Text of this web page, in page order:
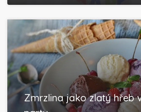
Zmrzlina jako zlatý hřeb